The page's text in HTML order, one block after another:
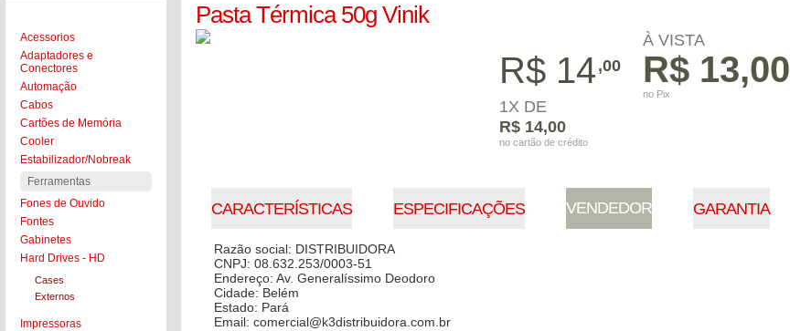
Acessorios
Adaptadores e
Conectores
Automação
Cabos
Cartões de Memória
Cooler
Estabilizador/Nobreak
Ferramentas
Fones de Ouvido
Fontes
Gabinetes
Hard Drives - HD
Cases
Externos
Impressoras
Pasta Térmica 50g Vinik
R$ 14 ,00
À VISTA
R$ 13,00
no Pix
1X DE
R$ 14,00
no cartão de crédito
CARACTERÍSTICAS ESPECIFICAÇÕES VENDEDOR GARANTIA
Razão social: DISTRIBUIDORA
CNPJ: 08.632.253/0003-51
Endereço: Av. Generalíssimo Deodoro
Cidade: Belém
Estado: Pará
Email: comercial@k3distribuidora.com.br